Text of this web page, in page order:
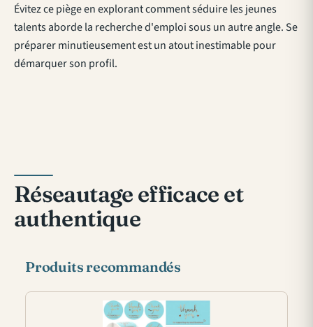
Évitez ce piège en explorant commentséduire les jeunes
talentsaborde la recherche d'emploi sous un autre angle. Se
préparer minutieusement est un atout inestimable pour
démarquer son profil.
Réseautage efficace et
authentique
Produits recommandés